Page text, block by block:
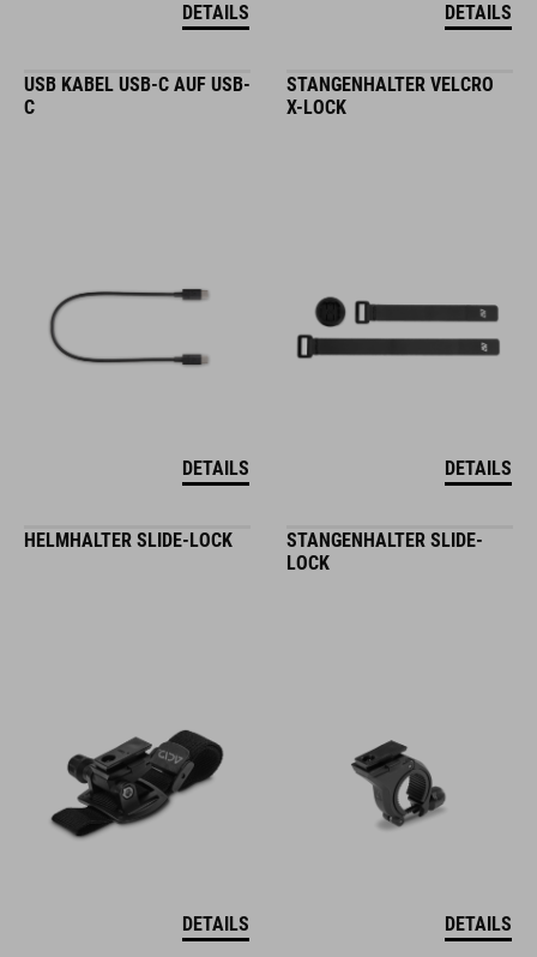
DETAILS DETAILS
USB KABEL USB-C AUF USB-
C
DETAILS
STANGENHALTER VELCRO
X-LOCK
DETAILS
HELMHALTER SLIDE-LOCK
DETAILS
STANGENHALTER SLIDE-
LOCK
DETAILS